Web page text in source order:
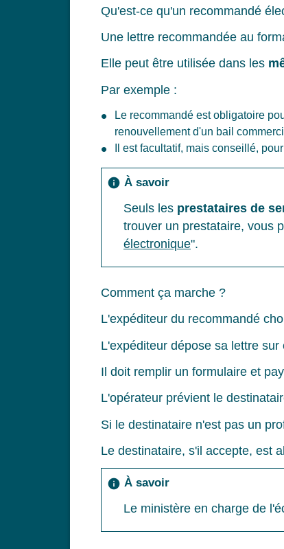
Qu'est-ce qu'un recommandé
Une lettre recommandée au
Elle peut être utilisée dans les
Par exemple :
Le recommandé est obligatoire
renouvellement d'un bail
Il est facultatif, mais conseillé,
info À savoir
Seuls les prestataires de
trouver un prestataire, vous
électronique".
Comment ça marche ?
L'expéditeur du recommandé
L'expéditeur dépose sa lettre sur
Il doit remplir un formulaire et
L'opérateur prévient le
Si le destinataire n'est pas un
Le destinataire, s'il accepte, est
info À savoir
Le ministère en charge de